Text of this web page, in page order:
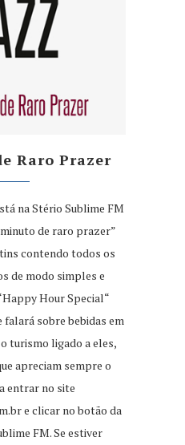
Raro Prazer
na Stério Sublime FM
de raro prazer”
contendo todos os
de modo simples e
Hour Special“
sobre bebidas em
turismo ligado a eles,
apreciam sempre o
entrar no site
e clicar no botão da
FM. Se estiver